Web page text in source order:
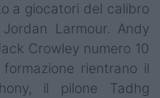
a giocatori del calibro
Larmour. Andy
Crowley numero 10
rientrano il
il pilone Tadhg